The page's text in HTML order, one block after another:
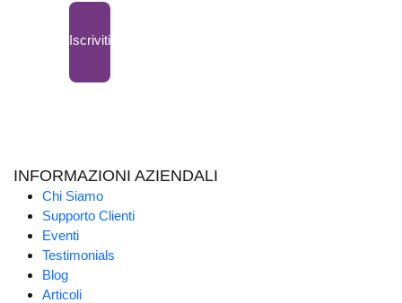
Iscriviti
INFORMAZIONI AZIENDALI
Chi Siamo
Supporto Clienti
Eventi
Testimonials
Blog
Articoli